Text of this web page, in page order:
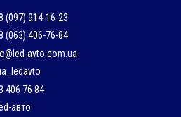
(097) 914-16-23
(063) 406-76-84
avto.com.ua
406 76 84
авто